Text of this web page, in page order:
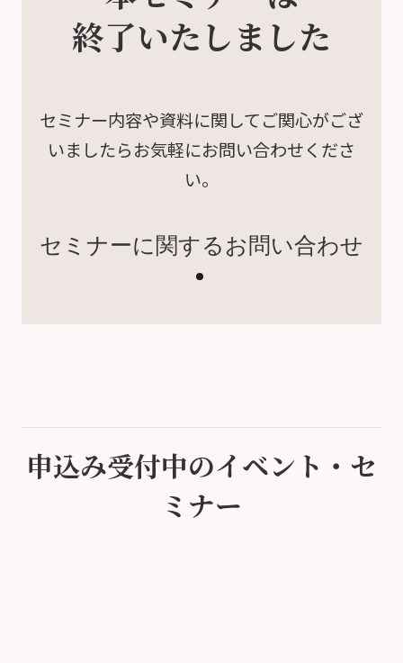
終了いたしました
セミナー内容や資料に関してご関心がござ
いましたらお気軽にお問い合わせくださ
い。
セミナーに関するお問い合わせ
申込み受付中のイベント・セ
ミナー